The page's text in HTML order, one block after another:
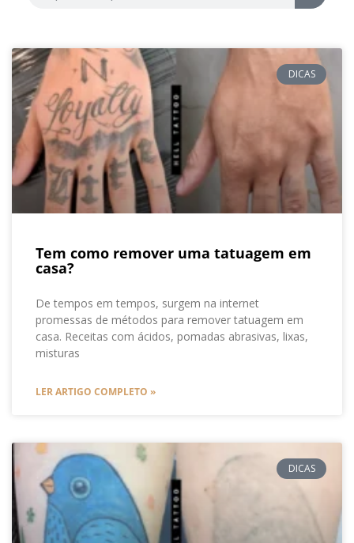
DICAS
Tem como remover uma tatuagem em
casa?
De tempos em tempos, surgem na internet
promessas de métodos para remover tatuagem em
casa. Receitas com ácidos, pomadas abrasivas, lixas,
misturas
LER ARTIGO COMPLETO »
DICAS